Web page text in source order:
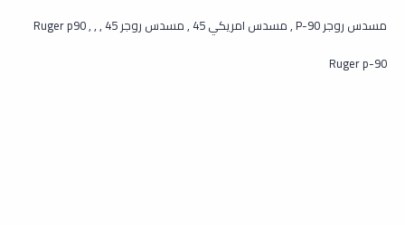
مسدس روجر P-90 , مسدس امريكي 45 , مسدس روجر 45 , , Ruger p90 ,
Ruger p-90